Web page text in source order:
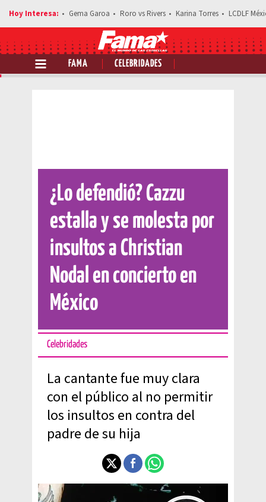
Gema Garoa Roro vs Rivers Karina Torres LCDLF
FAMA CELEBRIDADES
Comparte esta noticia
¿Lo defendió? Cazzu
estalla y se molesta por
insultos a Christian
Nodal en concierto en
México
Celebridades
La cantante fue muy clara
con el público al no permitir
los insultos en contra del
padre de su hija